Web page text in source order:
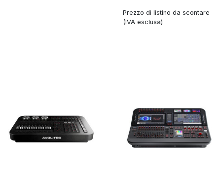
Prezzo di listino da scontare
(IVA esclusa)